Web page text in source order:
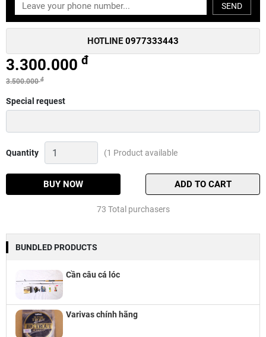
SEND
HOTLINE 0977333443
3.300.000 đ
3.500.000đ
Special request
Quantity
Máy
ngang
Tatula
(1 Product available
BUY NOW ADD TO CART
73 Total purchasers
BUNDLED PRODUCTS
Cần câu cá lóc
Varivas chính hãng